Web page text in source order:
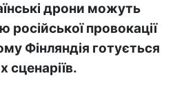
дрони можуть
російської провокації
Фінляндія готується
сценаріїв.